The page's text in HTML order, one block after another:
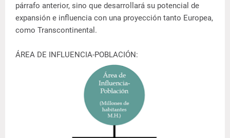
párrafo anterior, sino que desarrollará su potencial de
expansión e influencia con una proyección tanto Europea,
como Transcontinental.
ÁREA DE INFLUENCIA-POBLACIÓN: